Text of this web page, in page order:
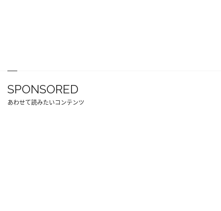
SPONSORED
あわせて読みたいコンテンツ